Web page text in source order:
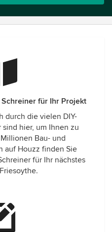
für Ihr Projekt
durch die vielen DIY-
sind hier, um Ihnen zu
Bau- und
auf Houzz finden Sie
für Ihr nächstes